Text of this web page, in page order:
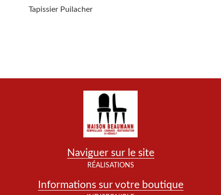
Tapissier Puilacher
Naviguer sur le site
RÉALISATIONS
Informations sur votre boutique